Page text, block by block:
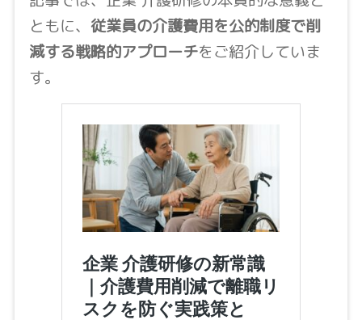
ともに、 従業員の介護費用を公的制度で削
減する戦略的アプローチをご紹介していま
す。